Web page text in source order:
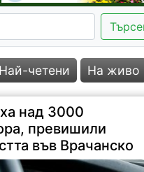
Най-четени На живо
над 3000
превишили
във Врачанско